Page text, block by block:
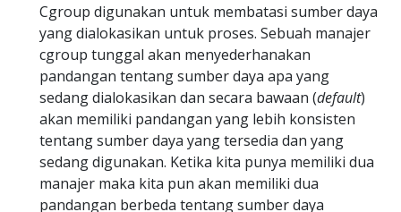
Cgroup digunakan untuk membatasi sumber daya
yang dialokasikan untuk proses. Sebuah manajer
cgroup tunggal akan menyederhanakan
pandangan tentang sumber daya apa yang
sedang dialokasikan dan secara bawaan (default)
akan memiliki pandangan yang lebih konsisten
tentang sumber daya yang tersedia dan yang
sedang digunakan. Ketika kita punya memiliki dua
manajer maka kita pun akan memiliki dua
pandangan berbeda tentang sumber daya